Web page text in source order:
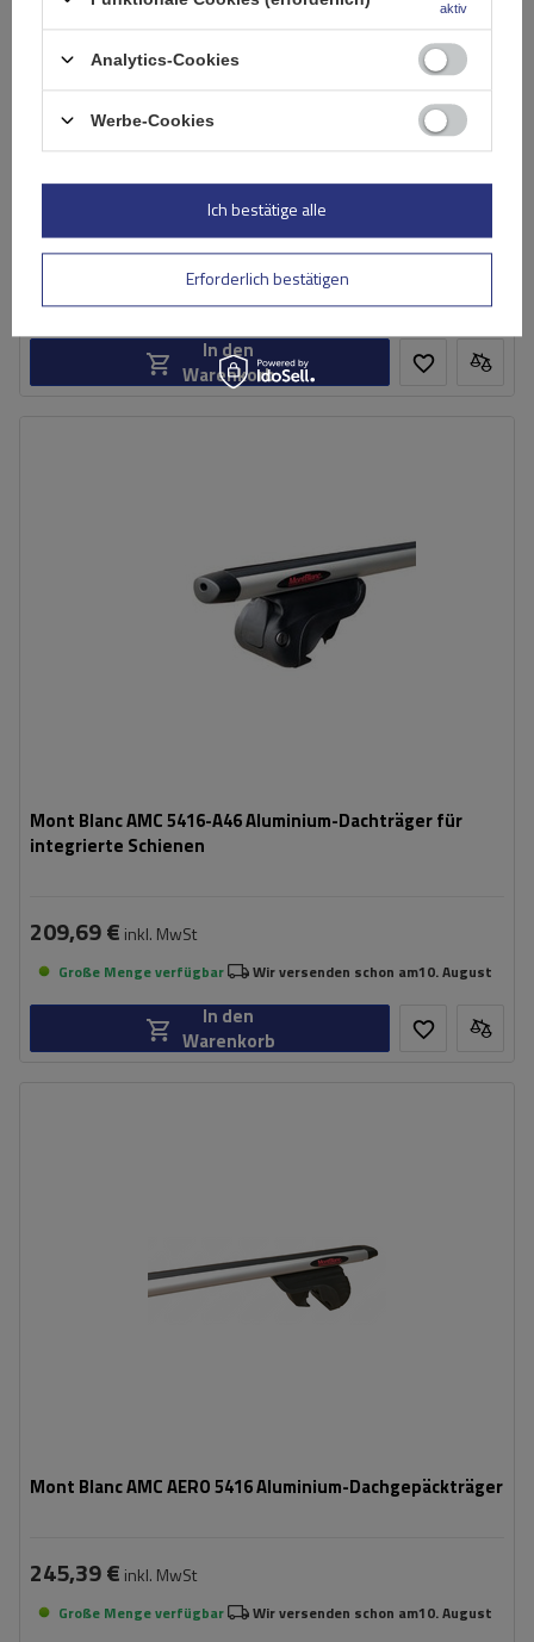
Mont Blanc AMC 5416 Stahldachträger
165,49 € inkl. MwSt
Große Menge verfügbar Wir versenden schon am10. August
In den
Warenkorb
Mont Blanc AMC 5416-A46 Aluminium-Dachträger für
integrierte Schienen
209,69 € inkl. MwSt
Große Menge verfügbar Wir versenden schon am10. August
In den
Warenkorb
Mont Blanc AMC AERO 5416 Aluminium-Dachgepäckträger
245,39 € inkl. MwSt
Große Menge verfügbar Wir versenden schon am10. August
aktiv
Analytics-Cookies
Werbe-Cookies
Erforderlich bestätigen
Ich bestätige alle